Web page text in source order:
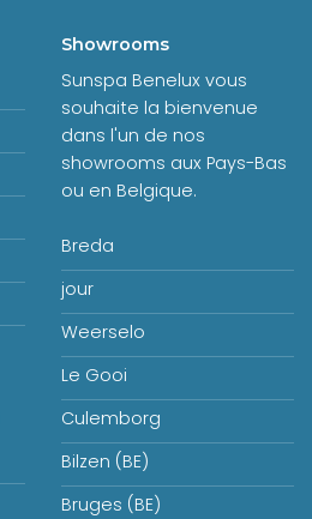
Showrooms
Sunspa Benelux vous
souhaite la bienvenue
dans l'un de nos
showrooms aux Pays-Bas
ou en Belgique.
Breda
jour
Weerselo
Le Gooi
Culemborg
Bilzen (BE)
Bruges (BE)